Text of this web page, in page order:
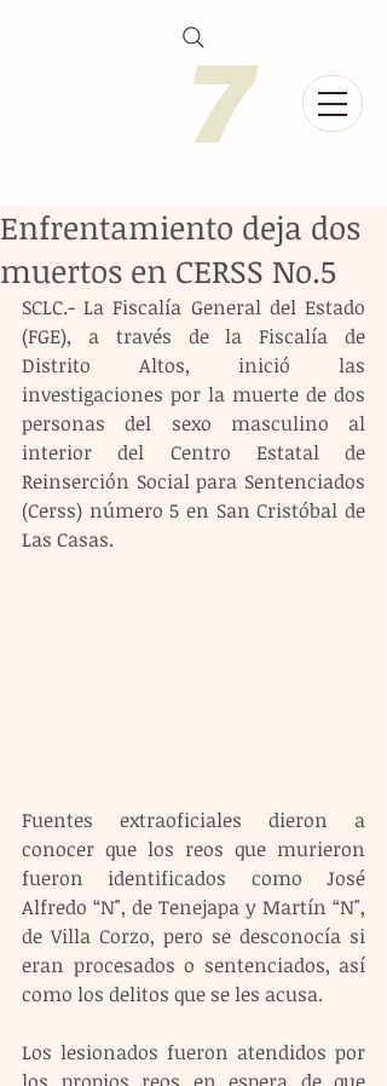
Enfrentamiento deja dos
muertos en CERSS No.5
SCLC.- La Fiscalía General del Estado
(FGE), a través de la Fiscalía de
Distrito Altos, inició las
investigaciones por la muerte de dos
personas del sexo masculino al
interior del Centro Estatal de
Reinserción Social para Sentenciados
(Cerss) número 5 en San Cristóbal de
Las Casas.
Fuentes extraoficiales dieron a
conocer que los reos que murieron
fueron identificados como José
Alfredo “N", de Tenejapa y Martín “N",
de Villa Corzo, pero se desconocía si
eran procesados o sentenciados, así
como los delitos que se les acusa.
Los lesionados fueron atendidos por